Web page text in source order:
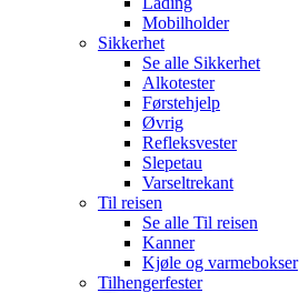
Mobilholder
Sikkerhet
Se alle Sikkerhet
Alkotester
Førstehjelp
Øvrig
Refleksvester
Slepetau
Varseltrekant
Til reisen
Se alle Til reisen
Kanner
Kjøle og varmebokser
Tilhengerfester